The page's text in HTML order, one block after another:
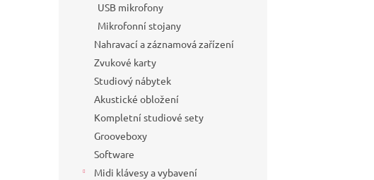
USB mikrofony
Mikrofonní stojany
Nahravací a záznamová zařízení
Zvukové karty
Studiový nábytek
Akustické obložení
Kompletní studiové sety
Grooveboxy
Software
Midi klávesy a vybavení